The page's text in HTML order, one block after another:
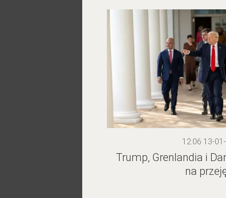
12:06 13-
Trump, Grenlandia i
na